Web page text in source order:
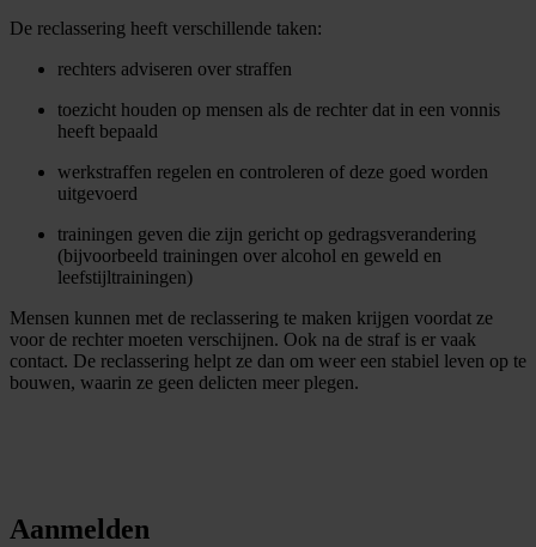
De reclassering heeft verschillende taken:
rechters adviseren over straffen
toezicht houden op mensen als de rechter dat in een vonnis
heeft bepaald
werkstraffen regelen en controleren of deze goed worden
uitgevoerd
trainingen geven die zijn gericht op gedragsverandering
(bijvoorbeeld trainingen over alcohol en geweld en
leefstijltrainingen)
Mensen kunnen met de reclassering te maken krijgen voordat ze
voor de rechter moeten verschijnen. Ook na de straf is er vaak
contact. De reclassering helpt ze dan om weer een stabiel leven op te
bouwen, waarin ze geen delicten meer plegen.
Aanmelden